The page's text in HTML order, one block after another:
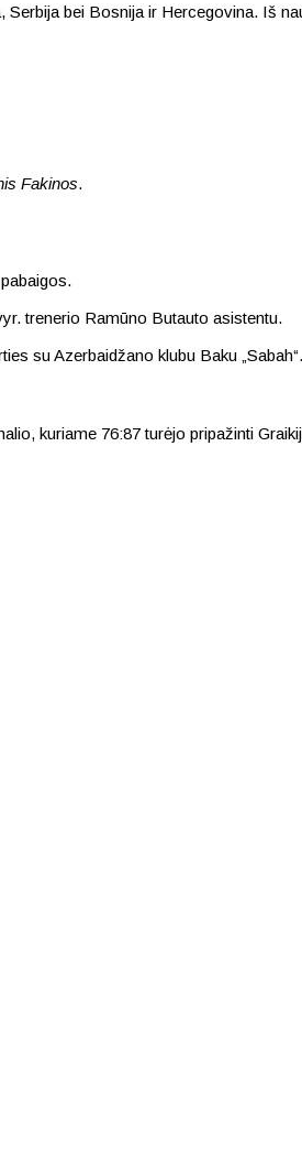
bei Bosnija ir Hercegovina. Iš
Fakinos.
trenerio Ramūno Butauto asistentu.
su Azerbaidžano klubu Baku „Sabah“.
kuriame 76:87 turėjo pripažinti